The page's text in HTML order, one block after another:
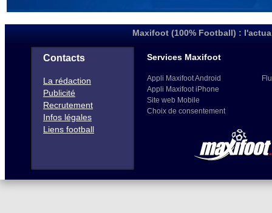
Maxifoot (100% Football) :
Contacts
La rédaction
Publicité
Recrutement
Infos légales
Liens football
Services Maxifoot
Appli Maxifoot Android
Appli Maxifoot iPhone
Site web Mobile
Choix de consentement